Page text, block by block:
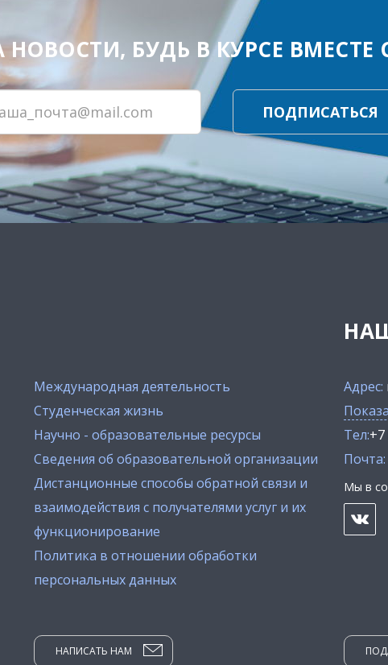
БУДЬ В КУРСЕ ВМЕСТЕ
ПОДПИСАТЬСЯ
Международная деятельность
Студенческая жизнь
Научно - образовательные ресурсы
Сведения об образовательной организации
Дистанционные способы обратной связи и
взаимодействия с получателями услуг и их
функционирование
Политика в отношении обработки
персональных данных
Адрес:
Тел:+7
Почта:
Мы в
НАПИСАТЬ НАМ